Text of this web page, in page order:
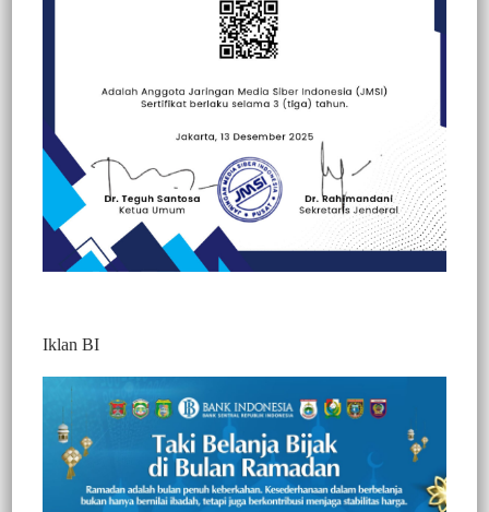
Momen Haru Warnai Hari Bhayangkara
ke-80, Kapolres Enrekang: Badan di
Soppeng, Hati Tetap di Enrekang
Redaktur 3
3 Min Baca
Rabu, 1 Juli 2026
945
Iklan BI